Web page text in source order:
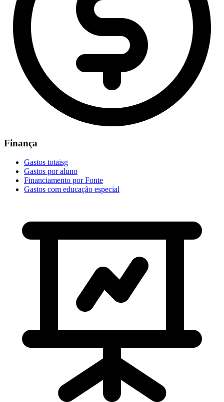
Finança
Gastos totaisg
Gastos por aluno
Financiamento por Fonte
Gastos com educação especial